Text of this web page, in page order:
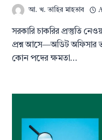
আ. খ. তাহির মাহতাব
সরকারি চাকরির প্রস্তুতি
প্রশ্ন আসে—অডিট অফিসার
কোন পদের ক্ষমতা…